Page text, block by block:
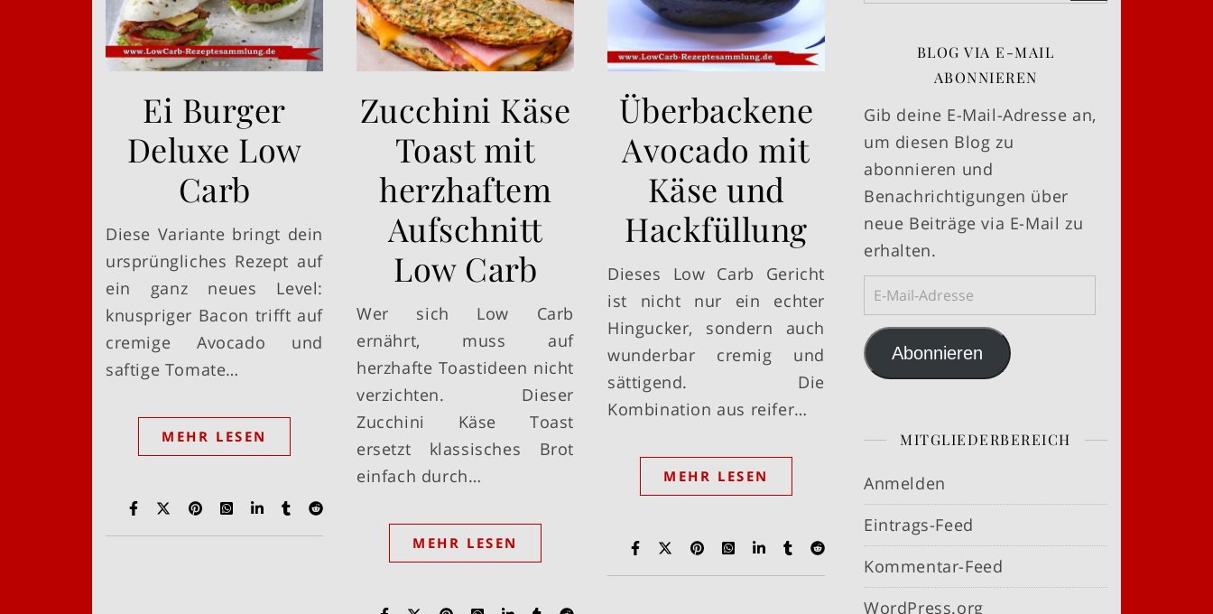
Ei Burger
Deluxe Low
Carb
Diese Variante bringt dein
ursprüngliches Rezept auf
ein ganz neues Level:
knuspriger Bacon trifft auf
cremige Avocado und
saftige Tomate…
MEHR LESEN
Zucchini Käse
Toast mit
herzhaftem
Aufschnitt
Low Carb
Wer sich Low Carb
ernährt, muss auf
herzhafte Toastideen nicht
verzichten. Dieser
Zucchini Käse Toast
ersetzt klassisches Brot
einfach durch…
MEHR LESEN
Überbackene
Avocado mit
Käse und
Hackfüllung
Dieses Low Carb Gericht
ist nicht nur ein echter
Hingucker, sondern auch
wunderbar cremig und
sättigend. Die
Kombination aus reifer…
MEHR LESEN
BLOG VIA E-MAIL
ABONNIEREN
Gib deine E-Mail-Adresse an,
um diesen Blog zu
abonnieren und
Benachrichtigungen über
neue Beiträge via E-Mail zu
erhalten.
E-Mail-Adresse
Abonnieren
MITGLIEDERBEREICH
Anmelden
Eintrags-Feed
Kommentar-Feed
WordPress.org